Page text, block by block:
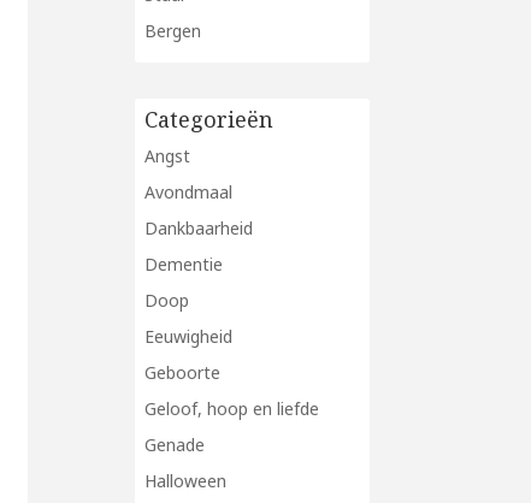
Bergen
Categorieën
Angst
Avondmaal
Dankbaarheid
Dementie
Doop
Eeuwigheid
Geboorte
Geloof, hoop en liefde
Genade
Halloween